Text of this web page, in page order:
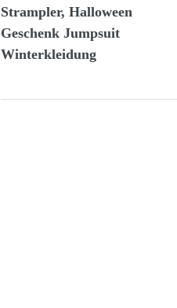
Strampler, Halloween
Geschenk Jumpsuit
Winterkleidung